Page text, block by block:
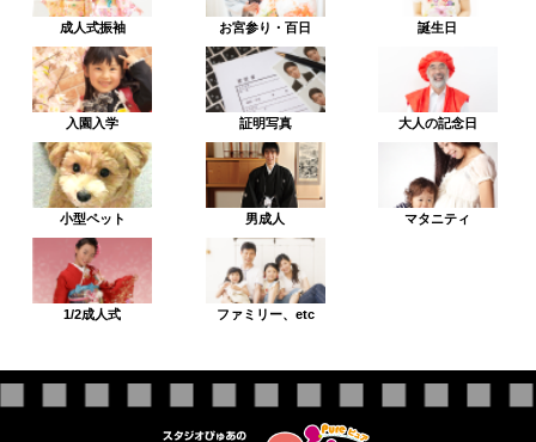
成人式振袖 お宮参り・百日 誕生日
入園入学 証明写真 大人の記念日
小型ペット 男成人 マタニティ
1/2成人式 ファミリー、etc